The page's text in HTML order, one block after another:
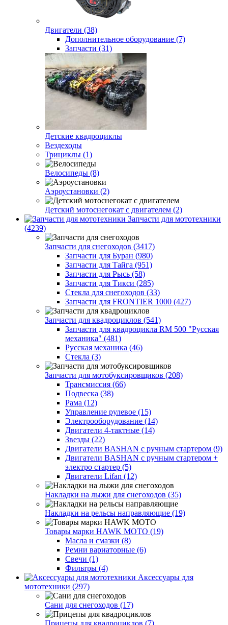
Двигатели (38)
Дополнительное оборудование (7)
Запчасти (31)
Детские квадроциклы
Вездеходы
Трициклы (1)
Велосипеды (8)
Аэроустановки (2)
Детский мотоснегокат с двигателем (2)
Запчасти для мототехники
(4239)
Запчасти для снегоходов (3417)
Запчасти для Буран (980)
Запчасти для Тайга (951)
Запчасти для Рысь (58)
Запчасти для Тикси (285)
Стекла для снегоходов (33)
Запчасти для FRONTIER 1000 (427)
Запчасти для квадроциклов (541)
Запчасти для квадроцикла RM 500 "Русская
механика" (481)
Русская механика (46)
Стекла (3)
Запчасти для мотобуксировщиков (208)
Трансмиссия (66)
Подвеска (38)
Рама (12)
Управление рулевое (15)
Электрооборудование (14)
Двигатели 4-тактные (14)
Звезды (22)
Двигатели BASHAN с ручным стартером (9)
Двигатели BASHAN с ручным стартером +
электро стартер (5)
Двигатели Lifan (12)
Накладки на лыжи для снегоходов (35)
Накладки на рельсы направляющие (19)
Товары марки HAWK MOTO (19)
Масла и смазки (8)
Ремни вариаторные (6)
Свечи (1)
Фильтры (4)
Аксессуары для
мототехники (297)
Сани для снегоходов (17)
Прицепы для квадроциклов (7)